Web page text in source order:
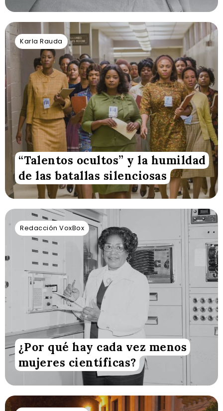
Karla Rauda
“Talentos ocultos” y la humildad
de las batallas silenciosas
Redacción VoxBox
¿Por qué hay cada vez menos
mujeres científicas?